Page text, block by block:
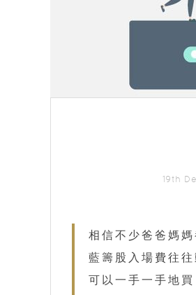
19th
相信不少爸爸媽
藍籌股入場費往
可以一手一手地